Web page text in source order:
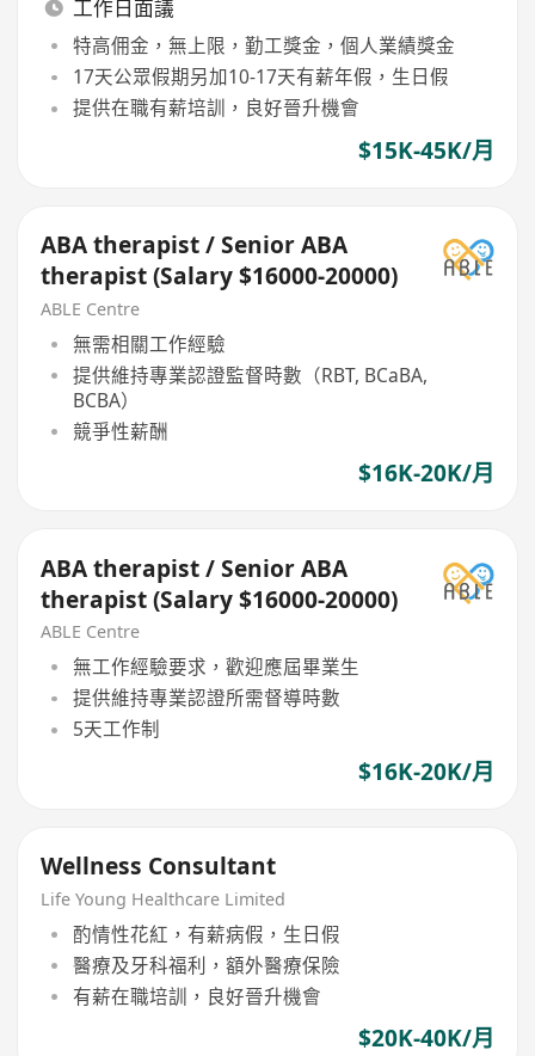
工作日面議
特高佣金，無上限，勤工獎金，個人業績獎金
17天公眾假期另加10-17天有薪年假，生日假
提供在職有薪培訓，良好晉升機會
$15K-45K/月
ABA therapist / Senior ABA
therapist (Salary $16000-20000)
ABLE Centre
無需相關工作經驗
提供維持專業認證監督時數（RBT, BCaBA,
BCBA）
競爭性薪酬
$16K-20K/月
ABA therapist / Senior ABA
therapist (Salary $16000-20000)
ABLE Centre
無工作經驗要求，歡迎應屆畢業生
提供維持專業認證所需督導時數
5天工作制
$16K-20K/月
Wellness Consultant
Life Young Healthcare Limited
酌情性花紅，有薪病假，生日假
醫療及牙科福利，額外醫療保險
有薪在職培訓，良好晉升機會
$20K-40K/月